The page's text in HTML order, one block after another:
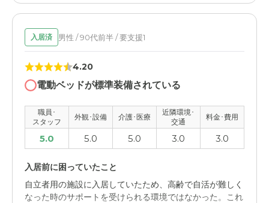
何年も前のことで覚えておりません。サービスはしっかり
していた記憶がありますが…
近隣環境や交通アクセスについて
した。ただ料金があいませんでした
料金費用について
予定していた料金とは合いませんでした。なのでお断りし
た次第でした。すみません…
入居済 男性 / 90代前半 / 要支援1
4.20
電動ベッドが標準装備されている
職員･
スタッフ
外観･設備 介護･医療
近隣環境･
交通
料金･費用
5.0 5.0 5.0 3.0 3.0
入居前に困っていたこと
自立者用の施設に入居していたため、高齢で自活が難しく
なった時のサポートを受けられる環境ではなかった。これ